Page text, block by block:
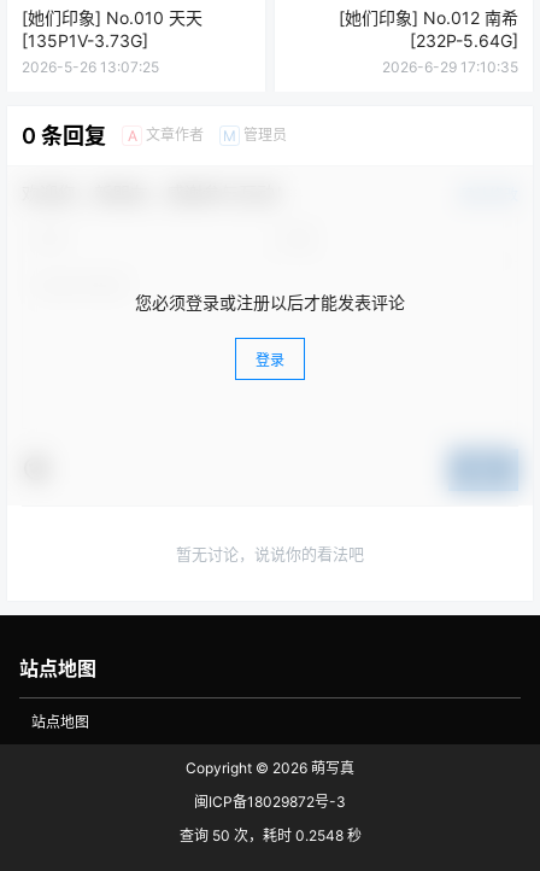
[她们印象] No.010 天天
[135P1V-3.73G]
2026-5-26 13:07:25
[她们印象] No.012 南希
[232P-5.64G]
2026-6-29 17:10:35
0 条回复 A 文章作者 M 管理员
您必须登录或注册以后才能发表评论
登录
暂无讨论，说说你的看法吧
站点地图
站点地图
Copyright © 2026 萌写真
闽ICP备18029872号-3
查询 50 次，耗时 0.2548 秒